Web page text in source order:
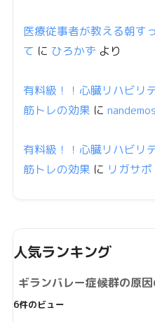
医療従事者が教える朝す
て に ひろかず より
有料級！！心臓リハビリ
筋トレの効果 に
有料級！！心臓リハビリ
筋トレの効果 に リガサポ
人気ランキング
ギランバレー症候群の原
6件のビュー